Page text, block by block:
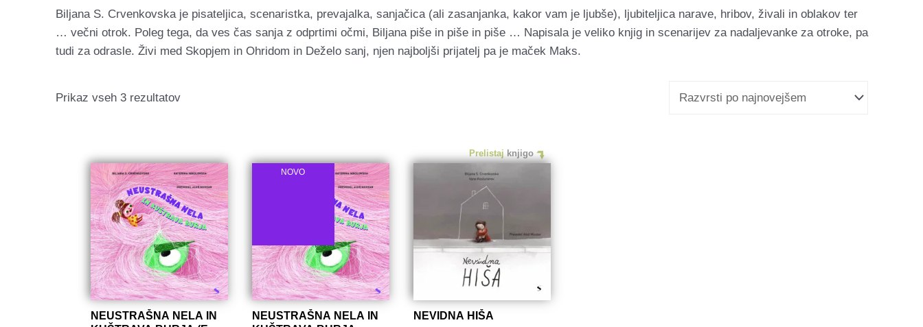
Biljana S. Crvenkovska je pisateljica, scenaristka, prevajalka, sanjačica (ali zasanjanka, kakor vam je ljubše), ljubiteljica narave, hribov, živali in oblakov ter
… večni otrok. Poleg tega, da ves čas sanja z odprtimi očmi, Biljana piše in piše in piše … Napisala je veliko knjig in scenarijev za nadaljevanke za otroke, pa
tudi za odrasle. Živi med Skopjem in Ohridom in Deželo sanj, njen najboljši prijatelj pa je maček Maks.
Prikaz vseh 3 rezultatovRazvrščeno
NEUSTRAŠNA NELA IN
NOVO
NEUSTRAŠNA NELA IN
Prelistaj knjigo
NEVIDNA HIŠA